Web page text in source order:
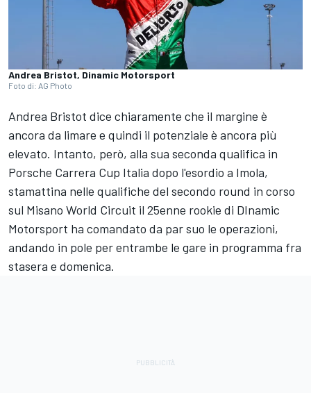
Andrea Bristot, Dinamic Motorsport
Foto di: AG Photo
Andrea Bristot dice chiaramente che il margine è
ancora da limare e quindi il potenziale è ancora più
elevato. Intanto, però, alla sua seconda qualifica in
Porsche Carrera Cup Italia dopo l'esordio a Imola,
stamattina nelle qualifiche del secondo round in corso
sul Misano World Circuit il 25enne rookie di DInamic
Motorsport ha comandato da par suo le operazioni,
andando in pole per entrambe le gare in programma fra
stasera e domenica.